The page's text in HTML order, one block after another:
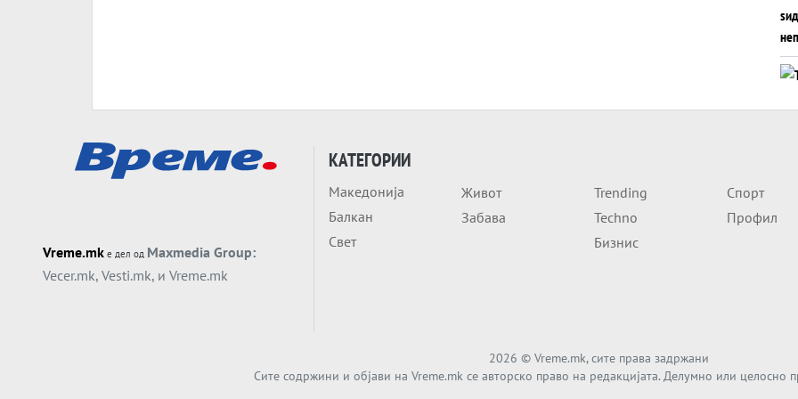
Vreme.mk е дел од Maxmedia Group:
Vecer.mk, Vesti.mk, и Vreme.mk
КАТЕГОРИИ
Македонија
Балкан
Свет
Живот
Забава
Trending
Techno
Бизнис
Спорт
Профил
2026 © Vreme.mk, сите права задржани
Сите содржини и објави на Vreme.mk се авторско право на редакцијата. Делумно или целосно